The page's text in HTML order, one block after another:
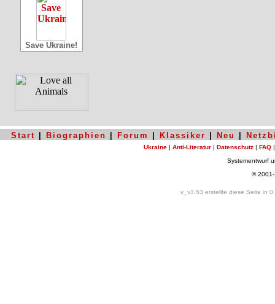
Save Ukraine!
Start Biographien Forum Klassiker Neu
Ukraine | Anti-Literatur | Datenschutz | FAQ
Systementwurf
©
v_v3.53 erstellte diese Seite in